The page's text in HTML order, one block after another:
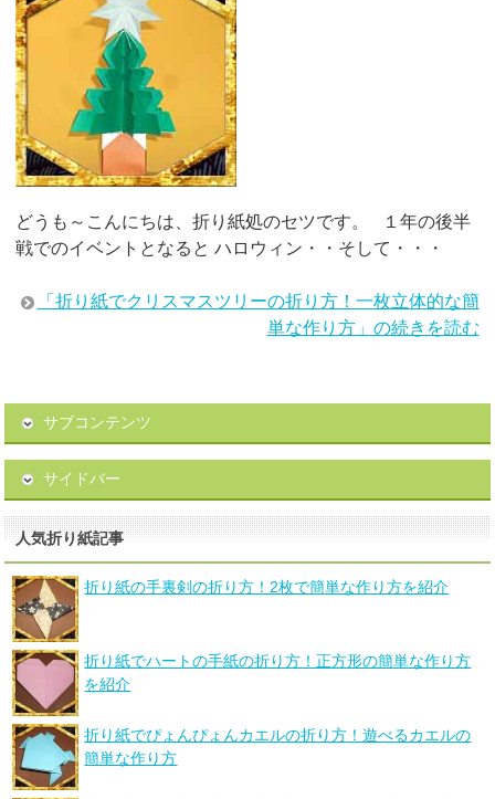
どうも～こんにちは、折り紙処のセツです。 １年の後半
戦でのイベントとなると ハロウィン・・そして・・・
「折り紙でクリスマスツリーの折り方！一枚立体的な簡
単な作り方」の続きを読む
サブコンテンツ
サイドバー
人気折り紙記事
折り紙の手裏剣の折り方！2枚で簡単な作り方を紹介
折り紙でハートの手紙の折り方！正方形の簡単な作り方
を紹介
折り紙でぴょんぴょんカエルの折り方！遊べるカエルの
簡単な作り方